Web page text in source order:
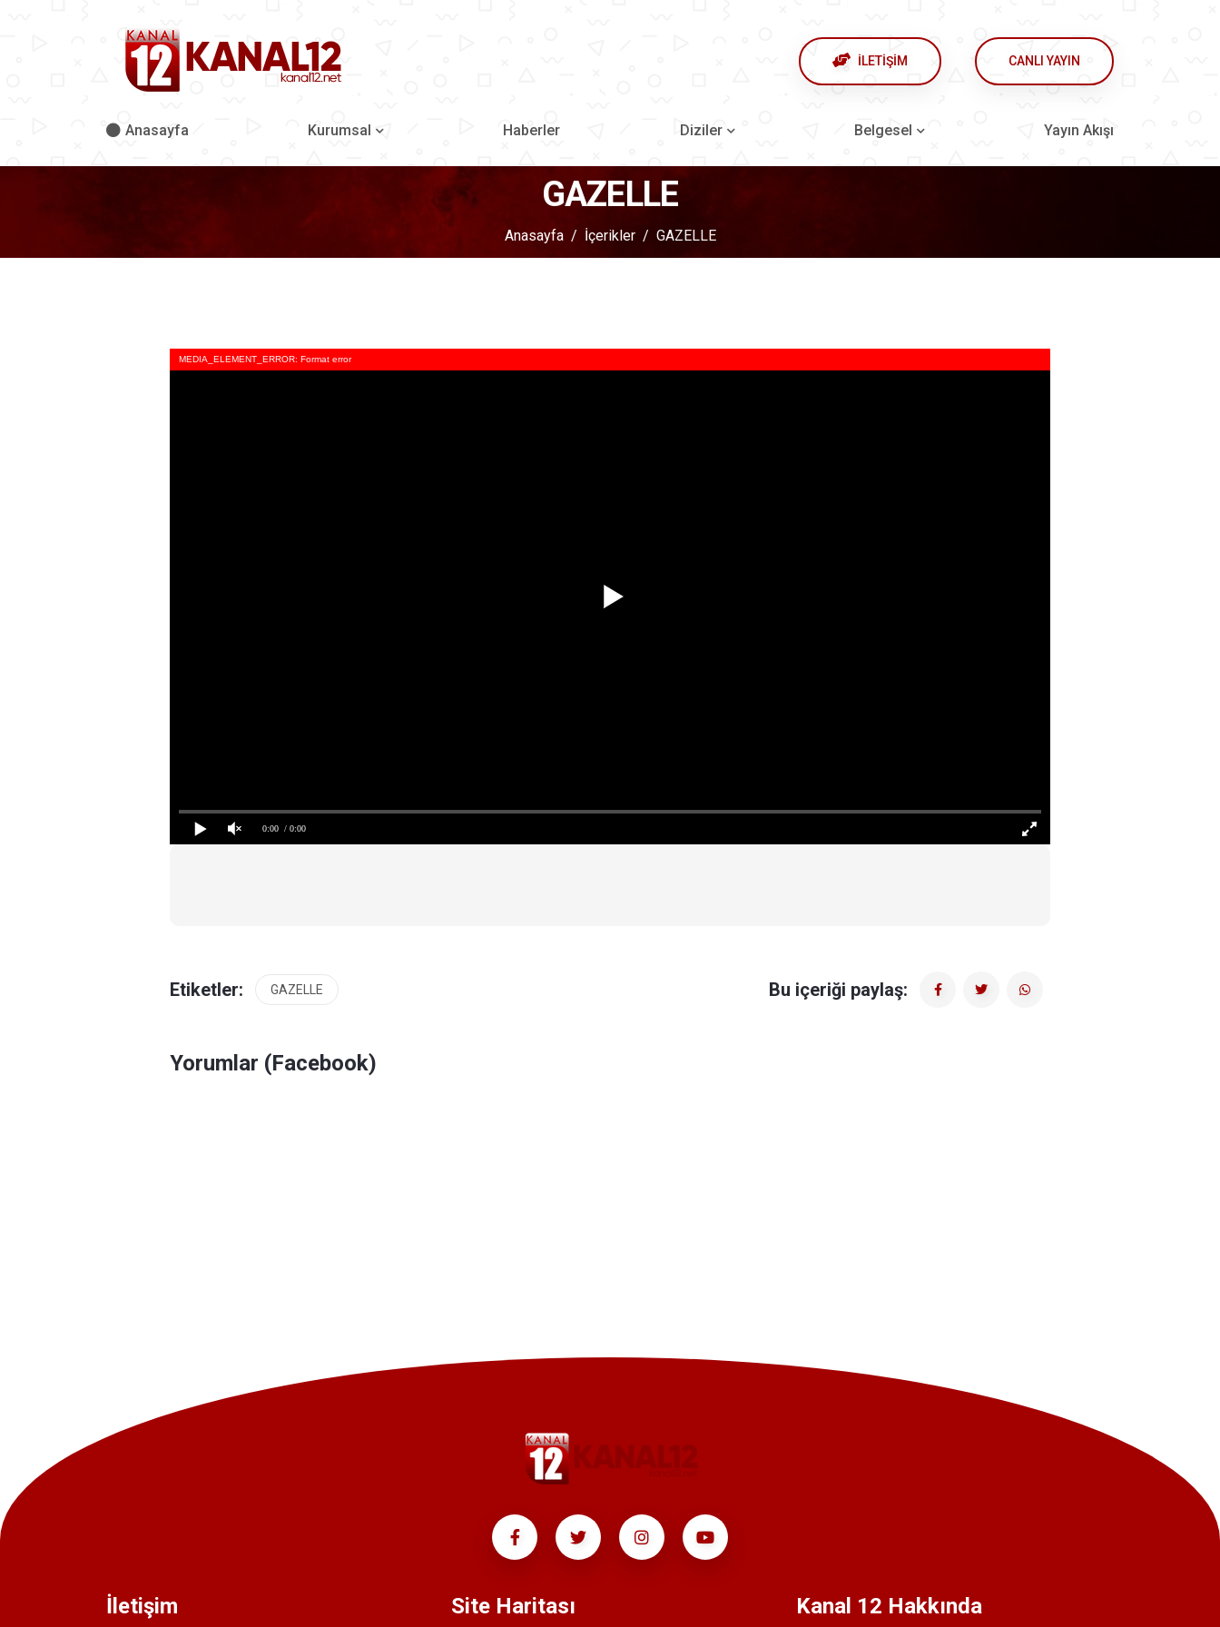
İLETİŞİM CANLI YAYIN
Anasayfa Kurumsal Haberler Diziler Belgesel Yayın Akışı
GAZELLE
Anasayfa İçerikler GAZELLE
0:00 / 0:00
MEDIA_ELEMENT_ERROR: Format error
Etiketler: GAZELLE Bu içeriği paylaş:
Yorumlar (Facebook)
İletişim Site Haritası Kanal 12 Hakkında